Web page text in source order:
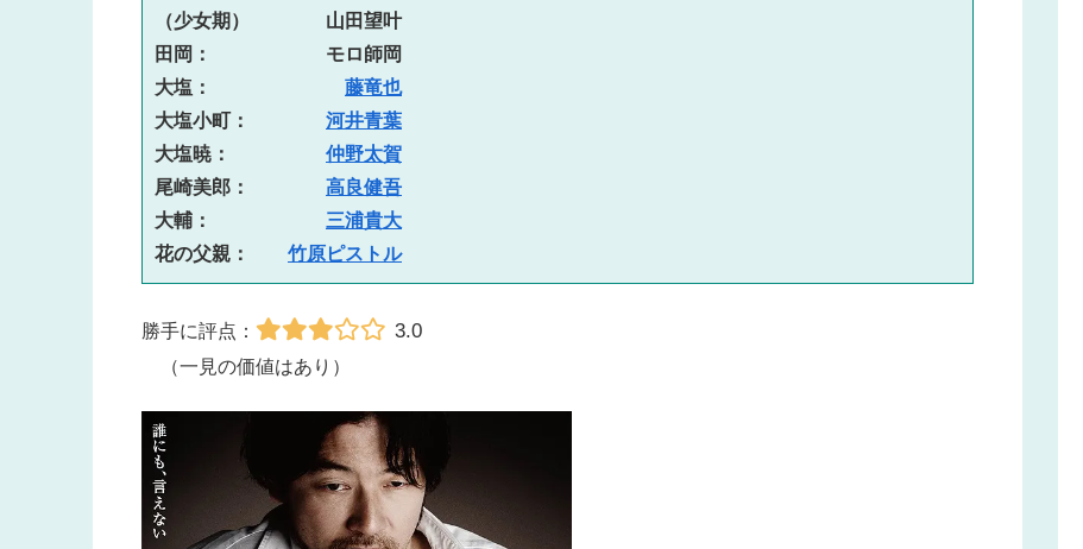
（少女期）　　　　山田望叶
田岡：　　　　　　モロ師岡
大塩： 藤竜也
大塩小町： 河井青葉
大塩暁： 仲野太賀
尾崎美郎： 高良健吾
大輔： 三浦貴大
花の父親： 竹原ピストル
勝手に評点： 3.0
（一見の価値はあり）